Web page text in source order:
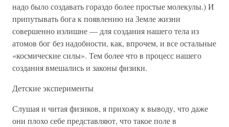
надо было создавать гораздо более простые молекулы.) И
припутывать бога к появлению на Земле жизни
совершенно излишне — для создания нашего тела из
атомов бог без надобности, как, впрочем, и все остальные
«космические силы». Тем более что в процесс нашего
создания вмешались и законы физики.
Детские эксперименты
Слушая и читая физиков, я прихожу к выводу, что даже
они плохо себе представляют, что такое поле в